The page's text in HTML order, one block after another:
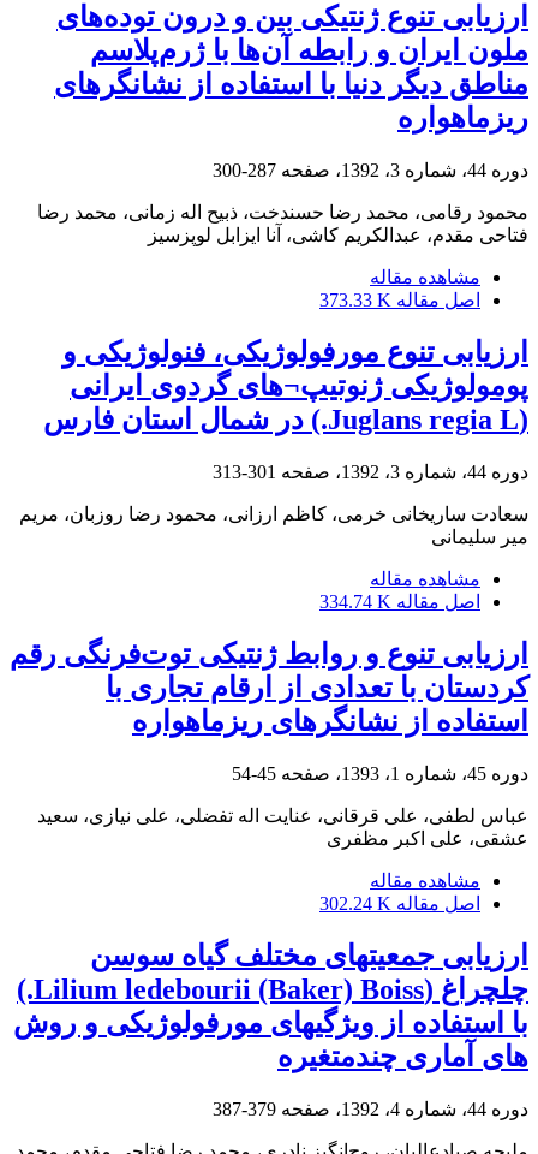
ارزیابی تنوع ژنتیکی بین و درون توده‌های
ملون ایران و رابطه آن‌ها با ژرم‌پلاسم
مناطق دیگر دنیا با استفاده از نشانگرهای
ریزماهواره
دوره 44، شماره 3، 1392، صفحه 287-300
محمود رقامی، محمد رضا حسندخت، ذبیح اله زمانی، محمد رضا
فتاحی مقدم، عبدالکریم کاشی، آنا ایزابل لوپز‌سیز
مشاهده مقاله
اصل مقاله 373.33 K
ارزیابی تنوع مورفولوژیکی، فنولوژیکی و
پومولوژیکی ژنوتیپ¬های گردوی ایرانی
(Juglans regia L.) در شمال استان فارس
دوره 44، شماره 3، 1392، صفحه 301-313
سعادت ساریخانی خرمی، کاظم ارزانی، محمود رضا روزبان، مریم
میر سلیمانی
مشاهده مقاله
اصل مقاله 334.74 K
ارزیابی تنوع و روابط ژنتیکی توت‌فرنگی رقم
کردستان با تعدادی از ارقام تجاری‌ با
استفاده از نشانگرهای ریز‏ماهواره
دوره 45، شماره 1، 1393، صفحه 45-54
عباس لطفی، علی قرقانی، عنایت اله تفضلی، علی نیازی، سعید
عشقی، علی اکبر مظفری
مشاهده مقاله
اصل مقاله 302.24 K
ارزیابی جمعیت‏های مختلف گیاه سوسن
چلچراغ (Lilium ledebourii (Baker) Boiss.)
با استفاده از ویژگی‏های مورفولوژیکی و روش‌
های آماری چند‌متغیره
دوره 44، شماره 4، 1392، صفحه 379-387